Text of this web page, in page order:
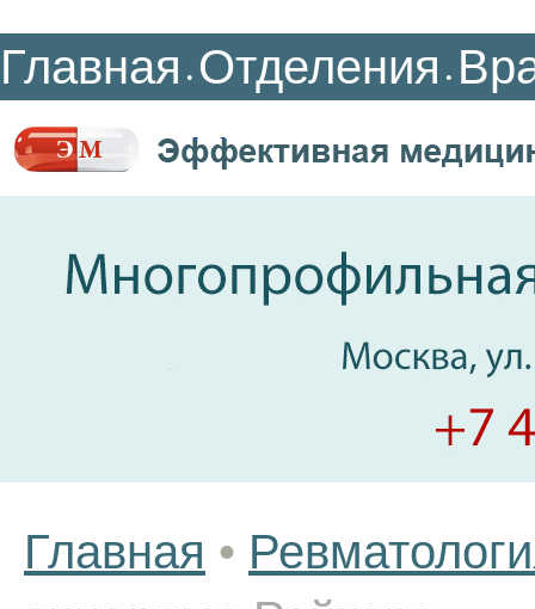
Главная • Отделения •
Главная •